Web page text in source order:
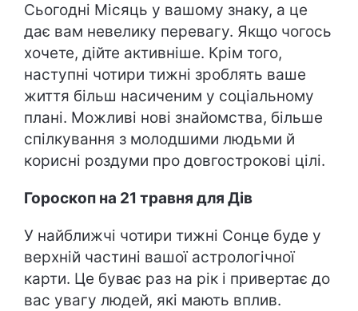
Сьогодні Місяць у вашому знаку, а це
дає вам невелику перевагу. Якщо чогось
хочете, дійте активніше. Крім того,
наступні чотири тижні зроблять ваше
життя більш насиченим у соціальному
плані. Можливі нові знайомства, більше
спілкування з молодшими людьми й
корисні роздуми про довгострокові цілі.
Гороскоп на 21 травня для Дів
У найближчі чотири тижні Сонце буде у
верхній частині вашої астрологічної
карти. Це буває раз на рік і привертає до
вас увагу людей, які мають вплив.